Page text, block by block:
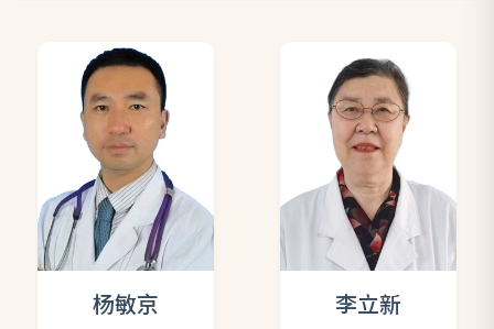
杨敏京 李立新